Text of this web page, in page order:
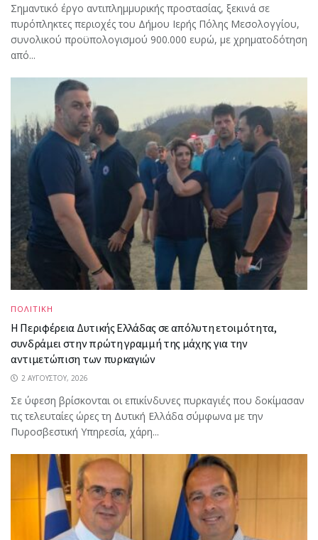
Σημαντικό έργο αντιπλημμυρικής προστασίας, ξεκινά σε
πυρόπληκτες περιοχές του Δήμου Ιερής Πόλης Μεσολογγίου,
συνολικού προϋπολογισμού 900.000 ευρώ, με χρηματοδότηση
από...
ΠΟΛΙΤΙΚΗ
Η Περιφέρεια Δυτικής Ελλάδας σε απόλυτη ετοιμότητα,
συνδράμει στην πρώτη γραμμή της μάχης για την
αντιμετώπιση των πυρκαγιών
2 ΑΥΓΟΎΣΤΟΥ, 2026
Σε ύφεση βρίσκονται οι επικίνδυνες πυρκαγιές που δοκίμασαν
τις τελευταίες ώρες τη Δυτική Ελλάδα σύμφωνα με την
Πυροσβεστική Υπηρεσία, χάρη...